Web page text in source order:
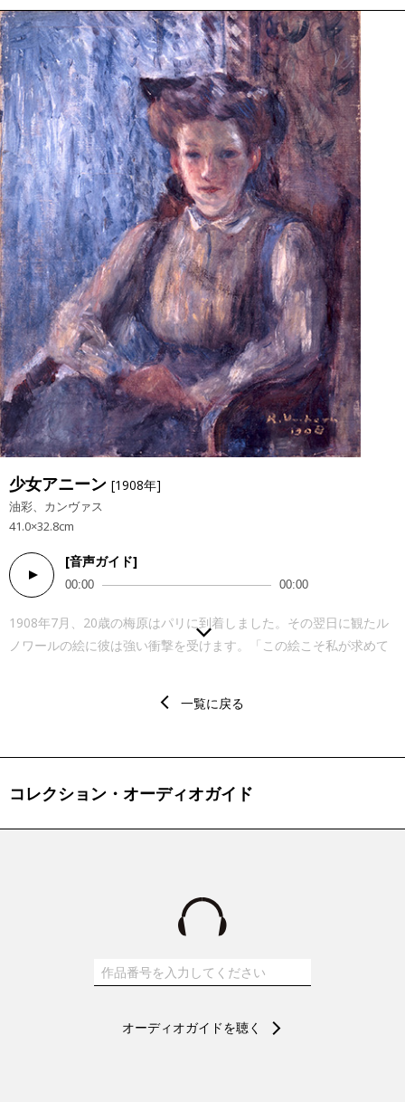
少女アニーン [1908年]
油彩、カンヴァス
41.0×32.8cm
[音声ガイド]
Audio
Player
00:00 00:00
1908年7月、20歳の梅原はパリに到着しました。その翌日に観たル
ノワールの絵に彼は強い衝撃を受けます。「この絵こそ私が求めて
仏カーニュにルノワール本人を訪ね、ついに師事することを認めら
憧れ研究した梅原の情熱が込められています。モデルは梅原のパリ
背景の青が呼応するように描かれ、梅原が色彩と光の表現に力を注
いでいたことがわかります。 異国に渡った日本の若者が画家として
一覧に戻る
コレクション・オーディオガイド
オーディオガイドを聴く